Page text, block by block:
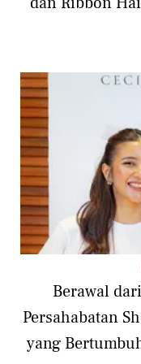
Berawal
Persahabatan
yang